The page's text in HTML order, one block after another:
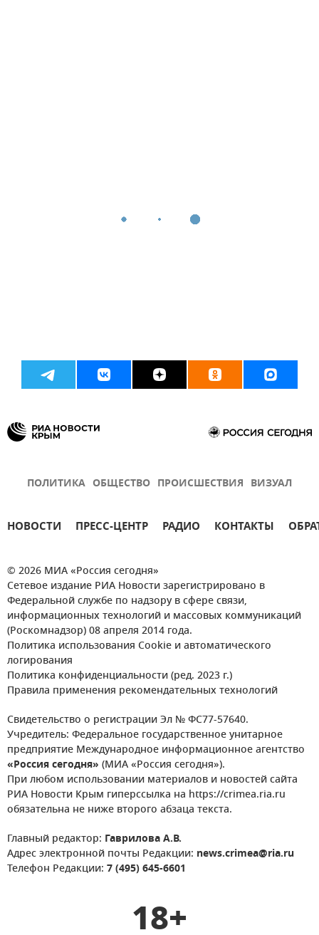
ПОЛИТИКА ОБЩЕСТВО ПРОИСШЕСТВИЯ ВИЗУАЛ
НОВОСТИ ПРЕСС-ЦЕНТР РАДИО КОНТАКТЫ
© 2026 МИА «Россия сегодня»
Сетевое издание РИА Новости зарегистрировано в
Федеральной службе по надзору в сфере связи,
информационных технологий и массовых коммуникаций
(Роскомнадзор) 08 апреля 2014 года.
Политика использования Cookie и автоматического
логирования
Политика конфиденциальности (ред. 2023 г.)
Правила применения рекомендательных технологий
Свидетельство о регистрации Эл № ФС77-57640.
Учредитель: Федеральное государственное унитарное
предприятие Международное информационное агентство
«Россия сегодня» (МИА «Россия сегодня»).
При любом использовании материалов и новостей сайта
РИА Новости Крым гиперссылка на https://crimea.ria.ru
обязательна не ниже второго абзаца текста.
Главный редактор: Гаврилова А.В.
Адрес электронной почты Редакции: news.crimea@ria.ru
Телефон Редакции: 7 (495) 645-6601
18+